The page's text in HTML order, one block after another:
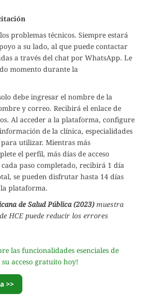
problemas técnicos. Siempre estará
a su lado, al que puede contactar
a través del chat por WhatsApp. Le
momento durante la
debe ingresar el nombre de la
y correo. Recibirá el enlace de
Al acceder a la plataforma, configure
de la clínica, especialidades
utilizar. Mientras más
el perfil, más días de acceso
paso completado, recibirá 1 día
se pueden disfrutar hasta 14 días
plataforma.
de Salud Pública (2023) muestra
HCE puede reducir los errores
las funcionalidades esenciales de
acceso gratuito hoy!
>>